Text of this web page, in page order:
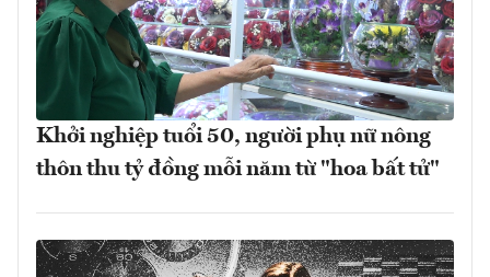
Khởi nghiệp tuổi 50, người phụ nữ nông
thôn thu tỷ đồng mỗi năm từ "hoa bất tử"